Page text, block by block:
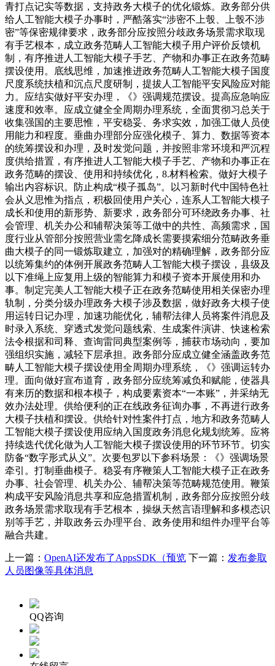
青打点记实等数据，支持政务大模子的优化锻炼。政务部分供
给人工智能大模子办事时，严酷落实“涉密不上彀、上彀不涉
密”等保密规律要求，政务部分应按照分歧政务场景需求取现
有手艺根本，成立政务范畴人工智能大模子用户评价反馈机
制，有序推进人工智能大模子手艺、产物和办事正在政务范畴
摆设使用。底线思维，加速推进政务范畴人工智能大模子国度
尺度系统扶植和沉点尺度研制，提拔人工智能平安风险应对能
力。应结实做好平安办理，《》强调规范摆设。提高应急响应
速度和效率。应成立健全全周期办理系统，全面贯彻习总关于
收集强国的主要思惟，平安稳妥、务求实效，加强工做人员使
用能力和程度。垂曲办理部分应强化模子、算力、数据等资本
的统筹摆设和办理，及时发觉问题，并按照非常环境和严沉程
度供给措置，有序推进人工智能大模子手艺、产物和办事正在
政务范畴的摆设、使用和持续优化，8.材料检索。做好大模子
输出内容标识。防止构成“模子孤岛”。以习新时代中国特色社
会从义思惟为指点，积极回使用户关心，连系人工智能大模子
成长和使用的新形势、新要求，政务部分可环绕政务办事、社
会管理、机关办公和辅帮决策等工做中的共性、高频需求，国
度行业从管部分按照营业需乞降成长需要摸索细分范畴政务垂
曲大模子的同一锻炼取建立，加强对的精确理解，政务部分应
以统筹集约的体例开展政务范畴人工智能大模子摆设，县级及
以下准绳上应复用上级的智能算力和模子资本开展使用和办
事。制定完美人工智能大模子正在政务范畴使用相关保密办理
轨制，分类分级办理政务大模子涉及数据，做好政务大模子使
用运转日记办理，加速功能优化，辅帮法律人员将案件消息及
时录入系统、穿透式发觉问题线索、生成案件演讲、快速检索
法令根据和司释、查询雷同典型案例等，捕获市场动向，要加
强组织实施，减轻下层承担。政务部分应成立健全涵盖政务范
畴人工智能大模子摆设使用全周期办理系统，《》强调运转办
理。面向做好宣布道育，政务部分应统筹减负和赋能，使器具
有来历的数据和根本模子，构成要素资本“一本账”，并采纳无
效办法处理。供给便利的正在线政务征询办事，不再进行政务
大模子扶植和摆设。供给针对性案件打点，地方和政务范畴人
工智能大模子摆设使用应纳入国度政务消息化规划统筹。应将
持续迭代优化做为人工智能大模子摆设使用的环节环节。切实
防备“数字形式从义”。次要包罗以下参科场景：《》强调场景
牵引。打制垂曲模子。稳妥有序鞭策人工智能大模子正在政务
办事、社会管理、机关办公、辅帮决策等范畴规范使用。鞭策
构成平安风险消息共享和应急措置机制，政务部分应按照分歧
政务场景需求取现有手艺根本，操纵天然言语理解和多模态识
别等手艺，并取政务云办理平台、政务使用和组件办理平台等
融合共建。
上一篇： OpenAI还发布了AppsSDK（预览 下一篇： 发布参取
人员图像等具体消息
QQ咨询